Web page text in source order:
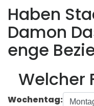
Haben
Damon
enge
Welcher
Wochentag: